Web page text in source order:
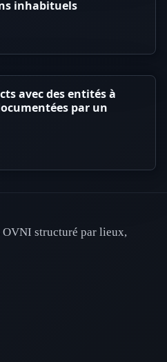
inhabituels
avec des entités à
par un
OVNI structuré par lieux,